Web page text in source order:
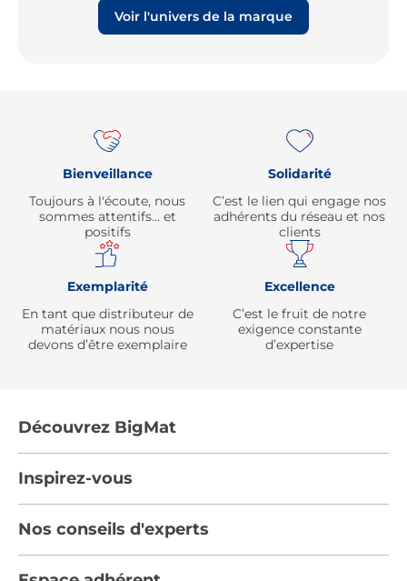
Voir l'univers de la marque
Bienveillance
Toujours à l'écoute, nous
sommes attentifs… et
positifs
Solidarité
C’est le lien qui engage nos
adhérents du réseau et nos
clients
Exemplarité
En tant que distributeur de
matériaux nous nous
devons d’être exemplaire
Excellence
C’est le fruit de notre
exigence constante
d’expertise
Découvrez BigMat
Devenez adhérent
Inspirez-vous
Nos conseils d'experts